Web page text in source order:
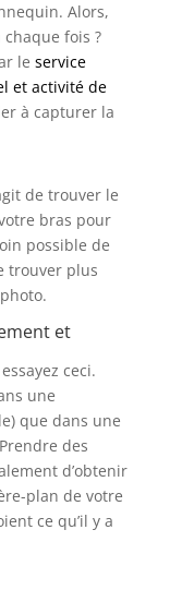
Alors,
fois ?
le service
et activité de
à capturer la
de trouver le
bras pour
possible de
trouver plus
et
ceci.
une
que dans une
des
d’obtenir
plan de votre
ce qu’il y a